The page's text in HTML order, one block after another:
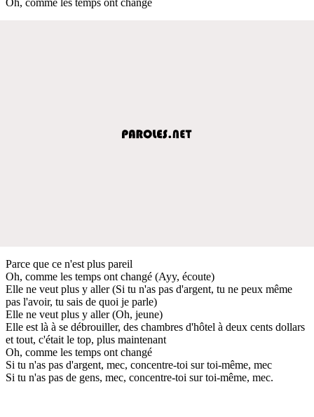
Parce que ce n'est plus pareil
Oh, comme les temps ont changé (Ayy, écoute)
Elle ne veut plus y aller (Si tu n'as pas d'argent, tu ne peux même
pas l'avoir, tu sais de quoi je parle)
Elle ne veut plus y aller (Oh, jeune)
Elle est là à se débrouiller, des chambres d'hôtel à deux cents dollars
et tout, c'était le top, plus maintenant
Oh, comme les temps ont changé
Si tu n'as pas d'argent, mec, concentre-toi sur toi-même, mec
Si tu n'as pas de gens, mec, concentre-toi sur toi-même, mec.